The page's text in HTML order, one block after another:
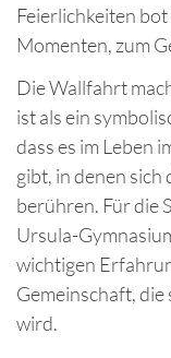
Feierlichkeiten
Momenten, zum
Die Wallfahrt
ist als ein
dass es im Leben
gibt, in denen
berühren. Für die
Ursula-
wichtigen
Gemeinschaft,
wird.